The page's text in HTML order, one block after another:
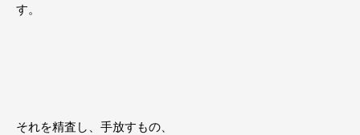
す。
それを精査し、手放すもの、